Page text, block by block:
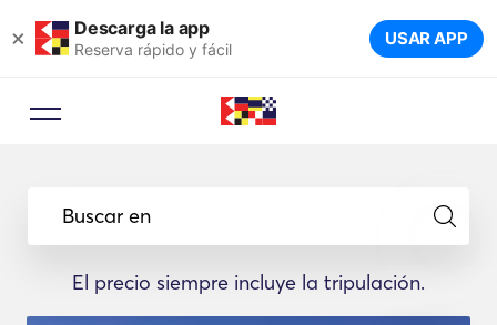
× Descarga la app
Reserva rápido y fácil USAR APP
Buscar en
El precio siempre incluye la tripulación.